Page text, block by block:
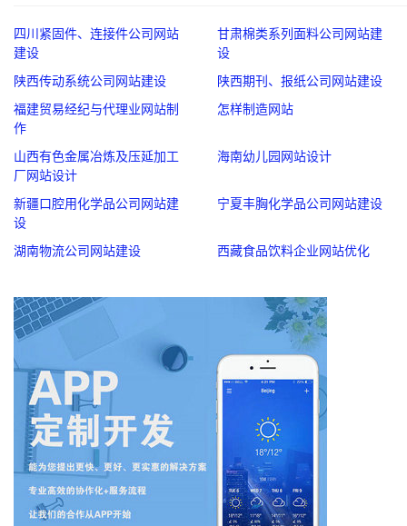
四川紧固件、连接件公司网站
建设
甘肃棉类系列面料公司网站建
设
陕西传动系统公司网站建设
陕西期刊、报纸公司网站建设
福建贸易经纪与代理业网站制
作
怎样制造网站
山西有色金属冶炼及压延加工
厂网站设计
海南幼儿园网站设计
新疆口腔用化学品公司网站建
设
宁夏丰胸化学品公司网站建设
湖南物流公司网站建设 西藏食品饮料企业网站优化